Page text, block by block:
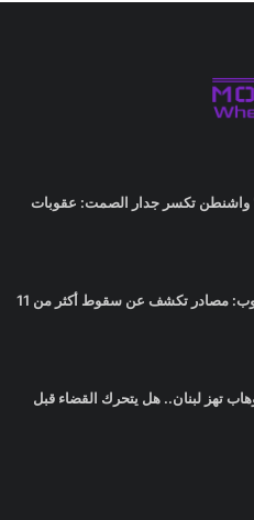
واشنطن تكسر جدار الصمت: عقوبات
مجزرة في الجنوب: مصادر تكشف عن سقوط أكثر من 11
تهز لبنان.. هل يتحرك القضاء قبل